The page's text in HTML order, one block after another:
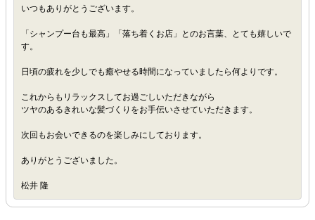
いつもありがとうございます。
「シャンプー台も最高」「落ち着くお店」とのお言葉、とても嬉しいで
す。
日頃の疲れを少しでも癒やせる時間になっていましたら何よりです。
これからもリラックスしてお過ごしいただきながら
ツヤのあるきれいな髪づくりをお手伝いさせていただきます。
次回もお会いできるのを楽しみにしております。
ありがとうございました。
松井 隆